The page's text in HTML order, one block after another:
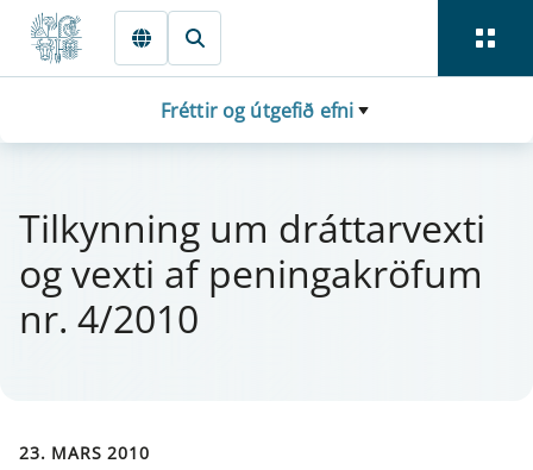
Fara beint í Meginmál
Fréttir og útgefið efni
Til­kynn­ing um drá­tt­a­rvexti
og vexti af pen­inga­krö­f­um
nr. 4/2010
23. MARS 2010